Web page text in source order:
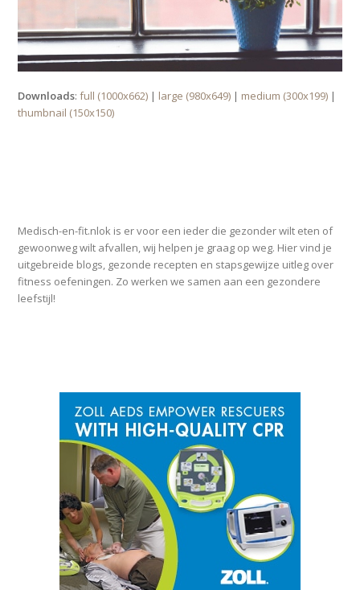
Downloads:full (1000x662) | large (980x649) | medium (300x199) |
thumbnail (150x150)
Medisch-en-fit.nlok is er voor een ieder die gezonder wilt eten of
gewoonweg wilt afvallen, wij helpen je graag op weg. Hier vind je
uitgebreide blogs, gezonde recepten en stapsgewijze uitleg over
fitness oefeningen. Zo werken we samen aan een gezondere
leefstijl!